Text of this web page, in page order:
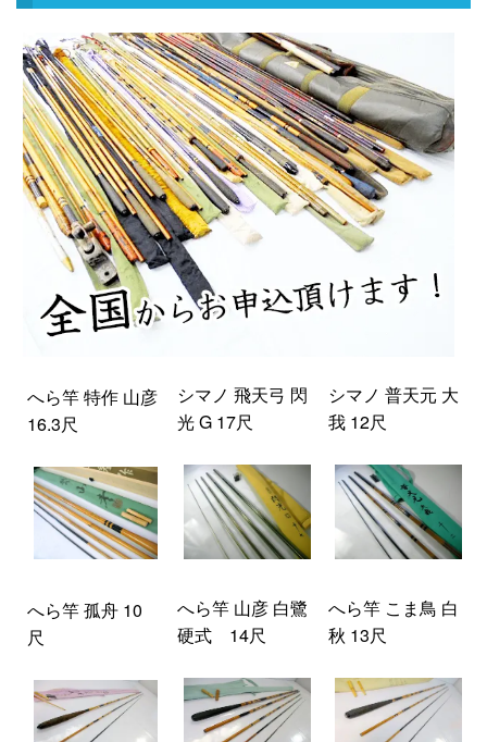
へら竿 特作 山彦
16.3尺
シマノ 飛天弓 閃
光 G 17尺
シマノ 普天元 大
我 12尺
へら竿 孤舟 10
尺
へら竿 山彦 白鷺
硬式 14尺
へら竿 こま鳥 白
秋 13尺